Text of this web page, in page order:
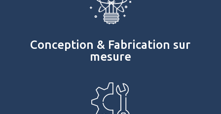
Conception & Fabrication sur
mesure